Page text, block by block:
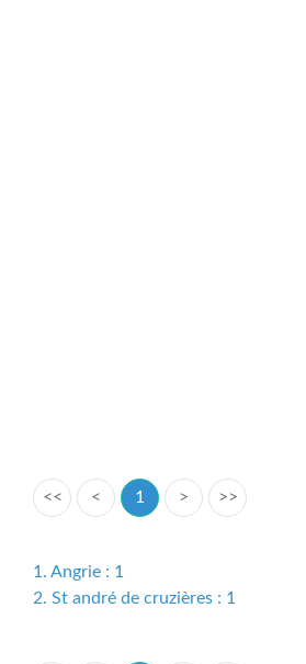
<< < 1 > >>
1. Angrie : 1
2. St andré de cruzières : 1